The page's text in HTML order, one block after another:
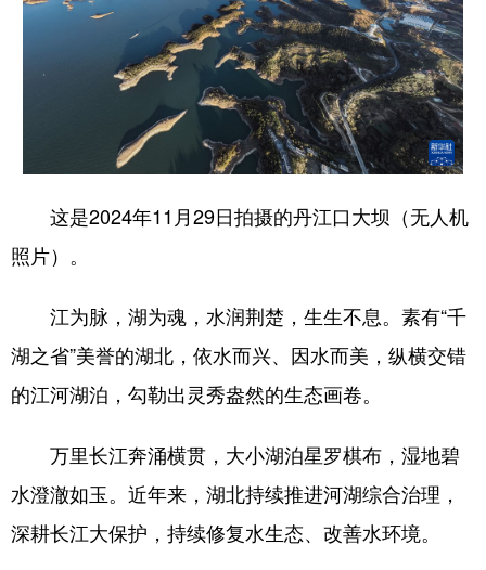
视频 图片 政务
中央文件 金融 汽车
人居 信息化 数字经济
学术中国 乡村振兴 银龄 溯源中国
城市 旅游 能源 会展
彩票
公益 一带一路 亚太网 上市公司
文化产业
北京 天津 河北 山西
辽宁 吉林 上海 江苏
这是2024年11月29日拍摄的丹江口大坝（无人机
照片）。
江为脉，湖为魂，水润荆楚，生生不息。素有“千
湖之省”美誉的湖北，依水而兴、因水而美，纵横交错
的江河湖泊，勾勒出灵秀盎然的生态画卷。
万里长江奔涌横贯，大小湖泊星罗棋布，湿地碧
水澄澈如玉。近年来，湖北持续推进河湖综合治理，
深耕长江大保护，持续修复水生态、改善水环境。